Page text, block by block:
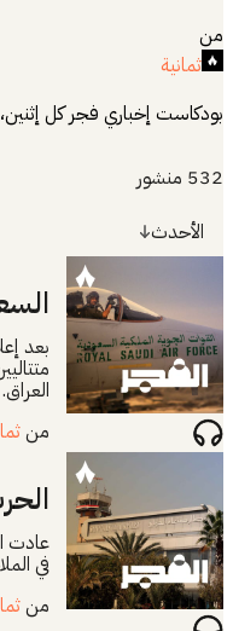
من
ثمانية
بودكاست إخباري فجر كل
532 منشور
الأحدث
بعد
العراق.
من
عادت
في
من